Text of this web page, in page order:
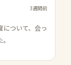
3週間前
ついて、会っ